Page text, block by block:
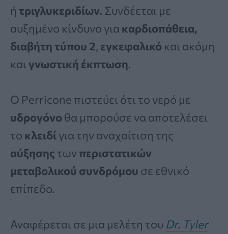
ή τριγλυκεριδίων. Συνδέεται με
αυξημένο κίνδυνο για καρδιοπάθεια,
διαβήτη τύπου 2, εγκεφαλικό και ακόμη
και γνωστική έκπτωση.
Ο Perricone πιστεύει ότι το νερό με
υδρογόνο θα μπορούσε να αποτελέσει
το κλειδίγια την αναχαίτιση της
αύξησης των περιστατικών
μεταβολικού συνδρόμου σε εθνικό
επίπεδο.
Αναφέρεται σε μια μελέτη του Dr. Tyler